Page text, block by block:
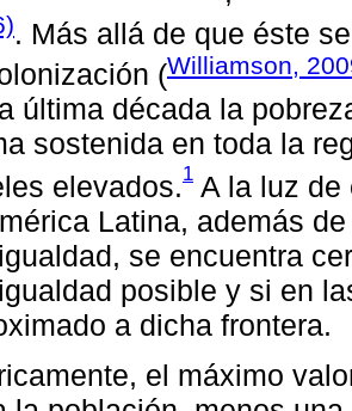
. Más allá de que éste
(Williamson,
última década la
sostenida en toda la
elevados.1 A la luz de
Latina, además
se encuentra
posible y si en
a dicha frontera.
el máximo